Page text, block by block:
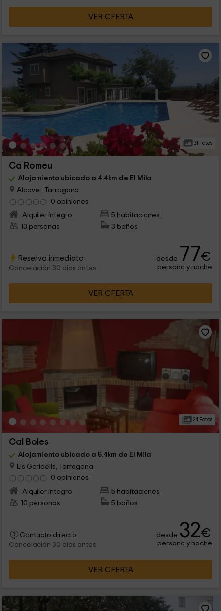
VER OFERTA
31 Fotos
Ca Romeu
Alojamiento ubicado a 4.4km de El Mila
Alcover, Tarragona
0 opiniones
Alquiler íntegro
5 habitaciones
13 personas
3 baños
Reserva inmediata
Cancelación 30 días antes
desde 77€
persona y noche
VER OFERTA
24 Fotos
Cal Boles
Alojamiento ubicado a 5.4km de El Mila
Els Garidells, Tarragona
0 opiniones
Alquiler íntegro
5 habitaciones
10 personas
5 baños
Contacto directo
Cancelación 30 días antes
desde 32€
persona y noche
VER OFERTA